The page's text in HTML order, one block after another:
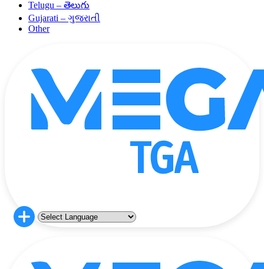
Telugu – తెలుగు
Gujarati – ગુજરાતી
Other